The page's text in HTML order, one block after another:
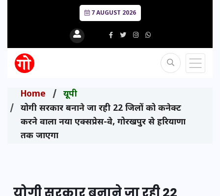
7 AUGUST 2026
Home
यूपी
योगी सरकार बनाने जा रही 22 जिलों को कनेक्ट
करने वाला नया एक्सप्रेस-वे, गोरखपुर से हरियाणा
तक जाएगा